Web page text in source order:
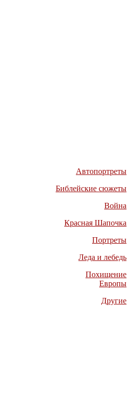
Автопортреты
Библейские сюжеты
Война
Красная Шапочка
Портреты
Леда и лебедь
Похищение
Европы
Другие